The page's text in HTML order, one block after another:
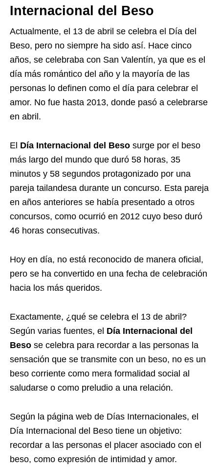
Internacional del Beso
Actualmente, el 13 de abril se celebra el Día del
Beso, pero no siempre ha sido así. Hace cinco
años, se celebraba con San Valentín, ya que es el
día más romántico del año y la mayoría de las
personas lo definen como el día para celebrar el
amor. No fue hasta 2013, donde pasó a celebrarse
en abril.
El Día Internacional del Beso surge por el beso
más largo del mundo que duró 58 horas, 35
minutos y 58 segundos protagonizado por una
pareja tailandesa durante un concurso. Esta pareja
en años anteriores se había presentado a otros
concursos, como ocurrió en 2012 cuyo beso duró
46 horas consecutivas.
Hoy en día, no está reconocido de manera oficial,
pero se ha convertido en una fecha de celebración
hacia los más queridos.
Exactamente, ¿qué se celebra el 13 de abril?
Según varias fuentes, el Día Internacional del
Beso se celebra para recordar a las personas la
sensación que se transmite con un beso, no es un
beso corriente como mera formalidad social al
saludarse o como preludio a una relación.
Según la página web de Días Internacionales, el
Día Internacional del Beso tiene un objetivo:
recordar a las personas el placer asociado con el
beso, como expresión de intimidad y amor.